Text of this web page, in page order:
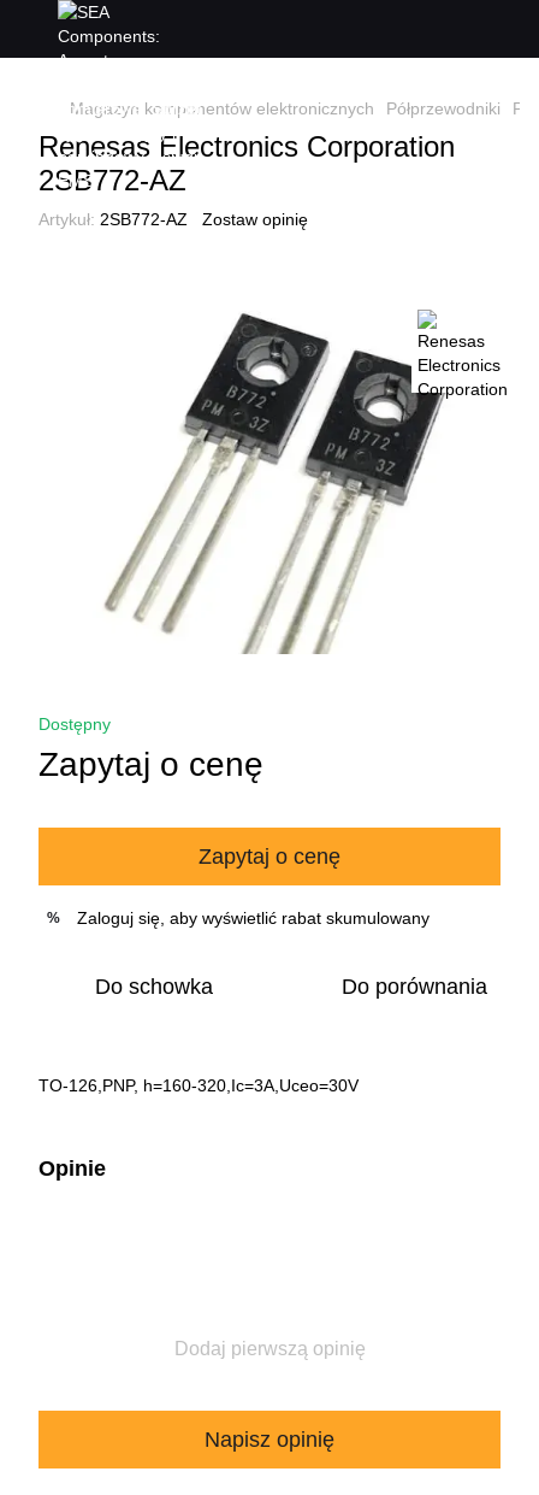
Magazyn komponentów elektronicznych Półprzewodniki
Renesas Electronics Corporation
2SB772-AZ
Artykuł: 2SB772-AZ Zostaw opinię
Dostępny
Zapytaj o cenę
Zapytaj o cenę
% Zaloguj się , aby wyświetlić rabat skumulowany
Do schowka Do porównania
TO-126,PNP, h=160-320,Ic=3A,Uceo=30V
Opinie
Dodaj pierwszą opinię
Napisz opinię